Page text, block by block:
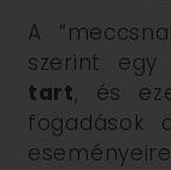
A
szerint egy
tart, és
fogadások